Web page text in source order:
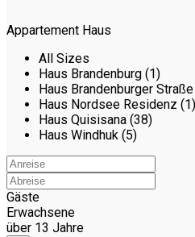
Appartement Haus
All Sizes
Haus Brandenburg (1)
Haus Brandenburger
Haus Nordsee Residenz (1)
Haus Quisisana (38)
Haus Windhuk (5)
Gäste
Erwachsene
über 13 Jahre